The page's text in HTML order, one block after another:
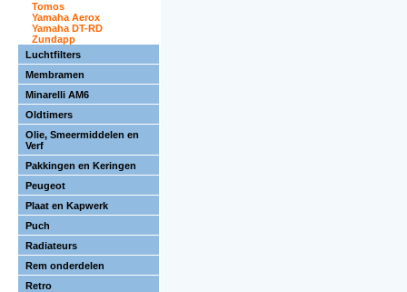
Tomos
Yamaha Aerox
Yamaha DT-RD
Zundapp
Luchtfilters
Membramen
Minarelli AM6
Oldtimers
Olie, Smeermiddelen en
Verf
Pakkingen en Keringen
Peugeot
Plaat en Kapwerk
Puch
Radiateurs
Rem onderdelen
Retro